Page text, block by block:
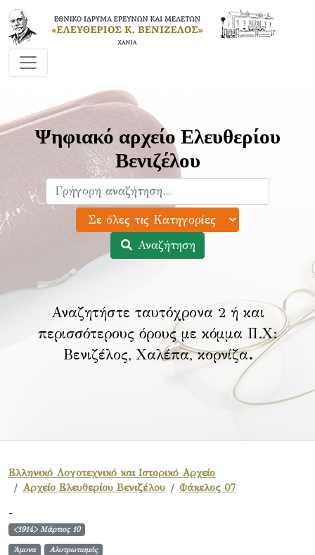
Ψηφιακό αρχείο Ελευθερίου
Βενιζέλου
Αναζήτηση
Αναζητήστε ταυτόχρονα 2 ή και
περισσότερους όρους με κόμμα Π.Χ:
Βενιζέλος, Χαλέπα, κορνίζα.
Ελληνικό Λογοτεχνικό και Ιστορικό Αρχείο
Αρχείο Ελευθερίου Βενιζέλου
Φάκελος 07
-
<1914> Μάρτιος 10
Άμυνα Αλυτρωτισμός